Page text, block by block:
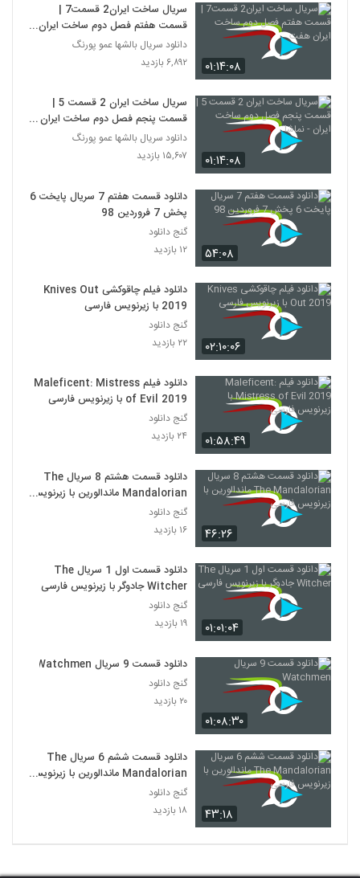
۰۱:۱۴:۰۸
سریال ساخت ایران2 قسمت7 |
قسمت هفتم فصل دوم ساخت ایران
هفت
دانلود سریال بالشها عمو پورنگ
۶,۸۹۲ بازدید
۰۱:۱۴:۰۸
سریال ساخت ایران 2 قسمت 5 |
قسمت پنجم فصل دوم ساخت ایران -
نماشا
دانلود سریال بالشها عمو پورنگ
۱۵,۶۰۷ بازدید
۵۴:۰۸
دانلود قسمت هفتم 7 سریال پایخت 6
پخش 7 فروردین 98
گنج دانلود
۱۲ بازدید
۰۲:۱۰:۰۶
دانلود فیلم چاقوکشی Knives Out
2019 با زیرنویس فارسی
گنج دانلود
۲۲ بازدید
۰۱:۵۸:۴۹
دانلود فیلم Maleficent: Mistress
of Evil 2019 با زیرنویس فارسی
گنج دانلود
۲۴ بازدید
۴۶:۲۶
دانلود قسمت هشتم 8 سریال The
Mandalorian ماندالورین با زیرنویس
فارسی
گنج دانلود
۱۶ بازدید
۰۱:۰۱:۰۴
دانلود قسمت اول 1 سریال The
Witcher جادوگر با زیرنویس فارسی
گنج دانلود
۱۹ بازدید
۰۱:۰۸:۳۰
دانلود قسمت 9 سریال Watchmen
گنج دانلود
۲۰ بازدید
۴۳:۱۸
دانلود قسمت ششم 6 سریال The
Mandalorian ماندالورین با زیرنویس
فارسی
گنج دانلود
۱۸ بازدید